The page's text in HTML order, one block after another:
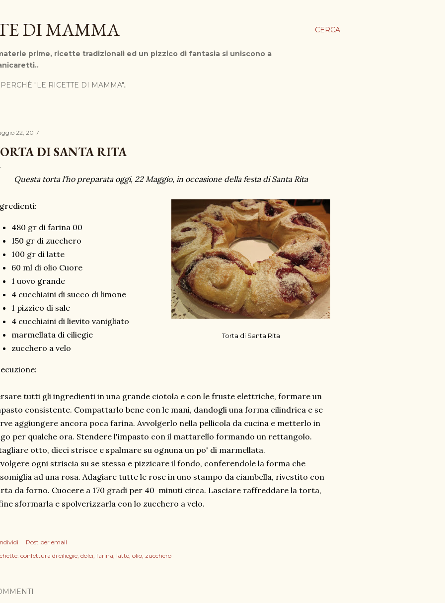
CERCA
DI MAMMA
prime, ricette tradizionali ed un pizzico di fantasia si uniscono a
PERCHÈ "LE RICETTE DI MAMMA"..
22, 2017
DI SANTA RITA
Questa torta l'ho preparata oggi, 22 Maggio, in occasione della festa di Santa Rita
Torta di Santa Rita
480 gr di farina 00
150 gr di zucchero
100 gr di latte
60 ml di olio Cuore
1 uovo grande
4 cucchiaini di succo di limone
1 pizzico di sale
4 cucchiaini di lievito vanigliato
marmellata di ciliegie
zucchero a velo
tutti gli ingredienti in una grande ciotola e con le fruste elettriche, formare un
consistente. Compattarlo bene con le mani, dandogli una forma cilindrica e se
aggiungere ancora poca farina. Avvolgerlo nella pellicola da cucina e metterlo in
per qualche ora. Stendere l'impasto con il mattarello formando un rettangolo.
otto, dieci strisce e spalmare su ognuna un po' di marmellata.
ogni striscia su se stessa e pizzicare il fondo, conferendole la forma che
ad una rosa. Adagiare tutte le rose in uno stampo da ciambella, rivestito con
da forno. Cuocere a 170 gradi per 40 minuti circa. Lasciare raffreddare la torta,
sformarla e spolverizzarla con lo zucchero a velo.
Post per email
confettura di ciliegie dolci farina latte olio zucchero